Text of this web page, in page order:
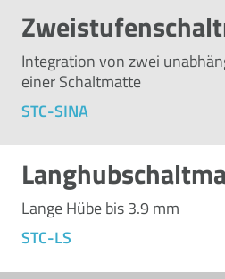
Integration von zwei
einer Schaltmatte
STC-SINA
Lange Hübe bis 3.9 mm
STC-LS